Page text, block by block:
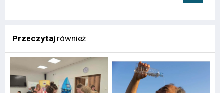
Przeczytaj również